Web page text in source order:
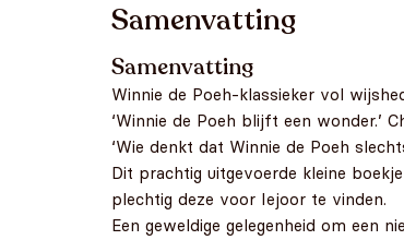
Samenvatting
Samenvatting
Winnie de Poeh-klassieker vol
‘Winnie de Poeh blijft een wonder.’
‘Wie denkt dat Winnie de Poeh
Dit prachtig uitgevoerde kleine
plechtig deze voor Iejoor te vinden.
Een geweldige gelegenheid om een